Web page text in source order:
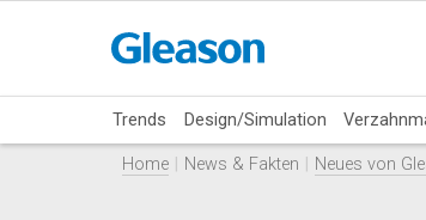
Trends Design/Simulation
Home News & Fakten Neues von